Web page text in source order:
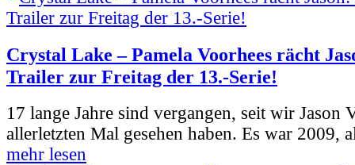
Crystal Lake – Pamela Voorhees rächt
Trailer zur Freitag der 13.-Serie!
17 lange Jahre sind vergangen, seit wir Jason
allerletzten Mal gesehen haben. Es war 2009,
mehr lesen